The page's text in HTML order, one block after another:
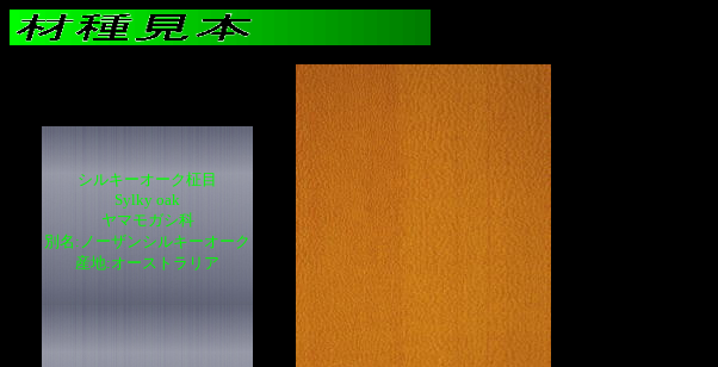
シルキーオーク柾目
Sylky oak
ヤマモガシ科
別名:ノーザンシルキーオーク
産地:オーストラリア